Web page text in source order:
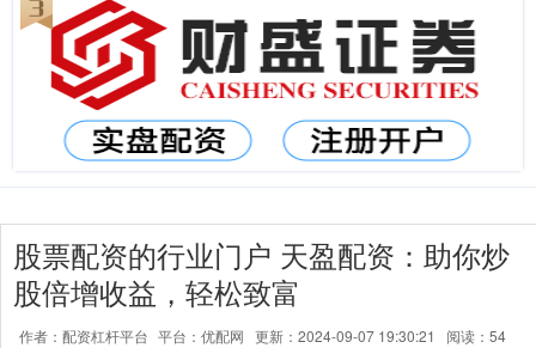
股票配资的行业门户 天盈配资：助你炒
股倍增收益，轻松致富
作者：配资杠杆平台 平台：优配网 更新：2024-09-07 19:30:21 阅读：54